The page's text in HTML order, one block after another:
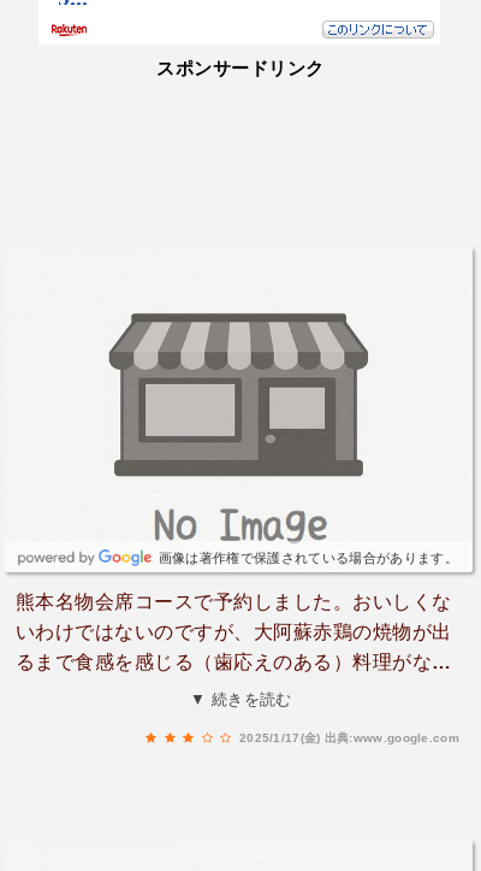
スポンサードリンク
画像は著作権で保護されている場合があります。
熊本名物会席コースで予約しました。おいしくな
いわけではないのですが、大阿蘇赤鶏の焼物が出
るまで食感を感じる（歯応えのある）料理がない
のでやや物足りなさを感じるかも知れません。馬
▼ 続きを読む
2025/1/17(金) 出典:www.google.com